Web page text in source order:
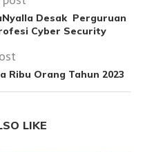
Desak Perguruan
Cyber Security
Orang Tahun 2023
LIKE